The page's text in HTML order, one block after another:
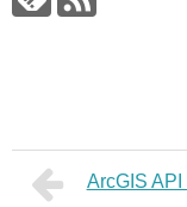
ArcGIS API